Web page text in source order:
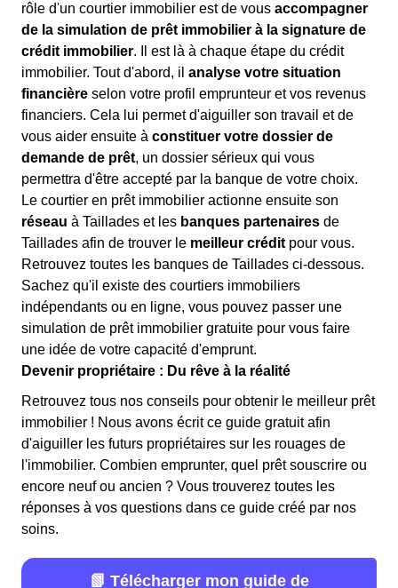
rôle d'un courtier immobilier est de vous accompagner
de la simulation de prêt immobilier à la signature de
crédit immobilier. Il est là à chaque étape du crédit
immobilier. Tout d'abord, il analyse votre situation
financière selon votre profil emprunteur et vos revenus
financiers. Cela lui permet d'aiguiller son travail et de
vous aider ensuite à constituer votre dossier de
demande de prêt, un dossier sérieux qui vous
permettra d'être accepté par la banque de votre choix.
Le courtier en prêt immobilier actionne ensuite son
réseau à Taillades et les banques partenaires de
Taillades afin de trouver le meilleur crédit pour vous.
Retrouvez toutes les banques de Taillades ci-dessous.
Sachez qu'il existe des courtiers immobiliers
indépendants ou en ligne, vous pouvez passer une
simulation de prêt immobilier gratuite pour vous faire
une idée de votre capacité d'emprunt.
Devenir propriétaire : Du rêve à la réalité
Retrouvez tous nos conseils pour obtenir le meilleur prêt
immobilier ! Nous avons écrit ce guide gratuit afin
d'aiguiller les futurs propriétaires sur les rouages de
l'immobilier. Combien emprunter, quel prêt souscrire ou
encore neuf ou ancien ? Vous trouverez toutes les
réponses à vos questions dans ce guide créé par nos
soins.
📗 Télécharger mon guide de